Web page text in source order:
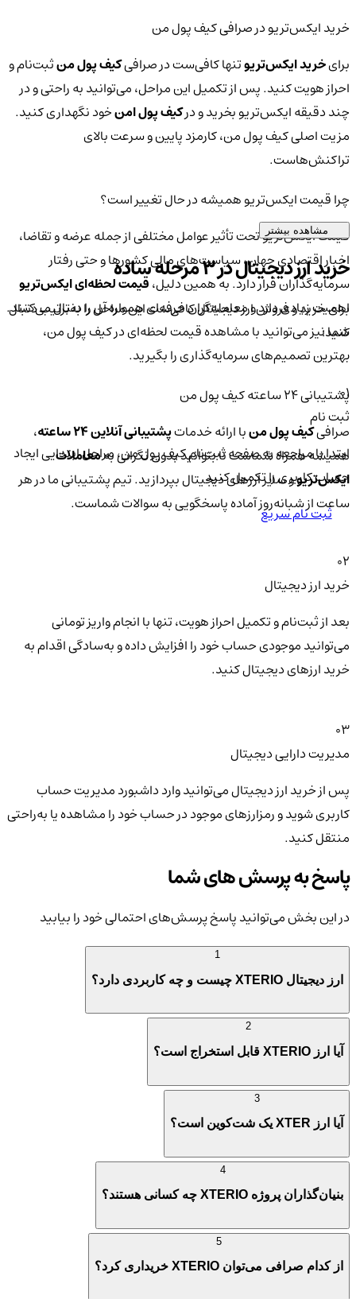
خرید ایکس‌تریو در صرافی کیف پول من
برایخرید ایکس‌تریوتنها کافی‌ست در صرافیکیف پول منثبت‌نام و
احراز هویت کنید. پس از تکمیل این مراحل، می‌توانید به راحتی و در
چند دقیقه ایکس‌تریو بخرید و درکیف پول امنخود نگهداری کنید.
مزیت اصلی کیف پول من، کارمزد پایین و سرعت بالای
تراکنش‌هاست.
چرا قیمت ایکس‌تریو همیشه در حال تغییر است؟
قیمت ایکس‌تریو تحت تأثیر عوامل مختلفی از جمله عرضه و تقاضا،
اخبار اقتصادی جهان، سیاست‌های مالی کشورها و حتی رفتار
سرمایه‌گذاران قرار دارد. به همین دلیل،قیمت لحظه‌ای ایکس‌تریو
اهمیت زیادی دارد و معامله‌گران حرفه‌ای همواره آن را دنبال می‌کنند.
شما نیز می‌توانید با مشاهده قیمت لحظه‌ای در کیف پول من،
بهترین تصمیم‌های سرمایه‌گذاری را بگیرید.
پشتیبانی ۲۴ ساعته کیف پول من
صرافیکیف پول منبا ارائه خدماتپشتیبانی آنلاین ۲۴ ساعته
،
همیشه همراه شماست تا بتوانید بدون نگرانی بهمعاملات
ایکس‌تریوو سایر ارزهای دیجیتال بپردازید. تیم پشتیبانی ما در هر
ساعت از شبانه‌روز آماده پاسخگویی به سوالات شماست.
مشاهده بیشتر
خرید ارز دیجیتال در 3 مرحله ساده
برای خرید و فروش ارز دیجیتال کافی‌ست این مراحل را به‌ترتیب دنبال
کنید:
01
ثبت نام
ابتدا با مراجعه به صفحه ثبت‌نام کیف‌ پول من، مراحل ابتدایی ایجاد
حساب کاربری را تکمیل کنید.
ثبت نام سریع
02
خرید ارز دیجیتال
بعد از ثبت‌نام و تکمیل احراز هویت، تنها با انجام واریز تومانی
می‌توانید موجودی حساب خود را افزایش داده و به‌سادگی اقدام به
خرید ارزهای دیجیتال کنید.
03
مدیریت دارایی دیجیتال
پس از خرید ارز دیجیتال می‌توانید وارد داشبورد مدیریت حساب
کاربری شوید و رمزارزهای موجود در حساب خود را مشاهده یا به‌راحتی
منتقل کنید.
پاسخ به پرسش های شما
در این بخش می‌توانید پاسخ پرسش‌های احتمالی خود را بیابید
ارز دیجیتال XTERIO چیست و چه کاربردی دارد؟
آیا ارز XTERIO قابل استخراج است؟
آیا ارز XTER یک شت‌کوین است؟
بنیان‌گذاران پروژه XTERIO چه کسانی هستند؟
از کدام صرافی می‌توان XTERIO خریداری کرد؟